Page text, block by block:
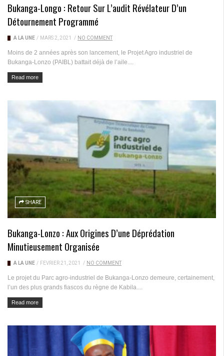
Bukanga-Longo : Retour Sur L’audit Révélateur D’un
Détournement Programmé
A LA UNE / MARS 2, 2021 / NO COMMENT
Moins de 2 années après son lancement, le Projet Agro industriel de
Bukanga-Lonzo (PAIBL) battait déjà de l’aile....
Read more
SHARE
Bukanga-Lonzo : Aux Origines D’une Déprédation
Minutieusement Organisée
A LA UNE / FÉVRIER 21, 2021 / NO COMMENT
Le projet du Parc agro-industriel de Bukanga-Lonzo demeure, certainement,
l’un des plus grands fiascos du règne de Kabila....
Read more